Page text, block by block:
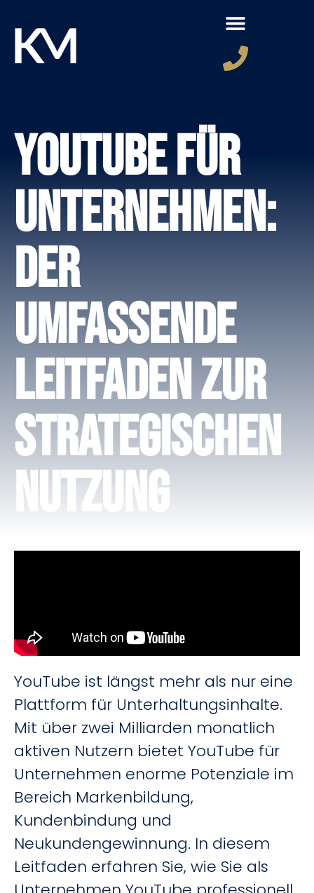
YouTube für
Unternehmen:
Der
umfassende
Leitfaden zur
strategischen
Nutzung
YouTube ist längst mehr als nur eine
Plattform für Unterhaltungsinhalte.
Mit über zwei Milliarden monatlich
aktiven Nutzern bietet YouTube für
Unternehmen enorme Potenziale im
Bereich Markenbildung,
Kundenbindung und
Neukundengewinnung. In diesem
Leitfaden erfahren Sie, wie Sie als